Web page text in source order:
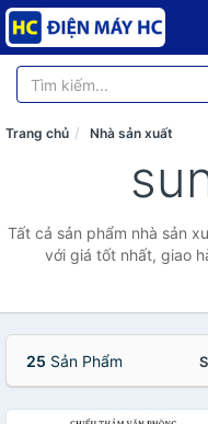
Trang chủ Nhà sản xuất
Tất cả sản phẩm nhà sản
với giá tốt nhất, giao
25 Sản Phẩm